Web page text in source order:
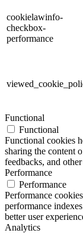
cookielawinfo-
checkbox-
performance
Functional
Functional
Functional cookies
sharing the content
feedbacks, and
Performance
Performance
Performance
performance
better user
Analytics